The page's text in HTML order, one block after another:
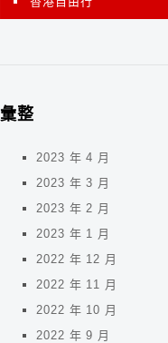
彙整
2023 年 4 月
2023 年 3 月
2023 年 2 月
2023 年 1 月
2022 年 12 月
2022 年 11 月
2022 年 10 月
2022 年 9 月